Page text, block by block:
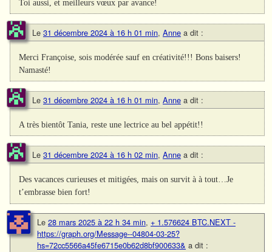
Toi aussi, et meilleurs vœux par avance!
Le 31 décembre 2024 à 16 h 01 min, Anne a dit :
Merci Françoise, sois modérée sauf en créativité!!! Bons baisers!
Namasté!
Le 31 décembre 2024 à 16 h 01 min, Anne a dit :
A très bientôt Tania, reste une lectrice au bel appétit!!
Le 31 décembre 2024 à 16 h 02 min, Anne a dit :
Des vacances curieuses et mitigées, mais on survit à à tout…Je
t’embrasse bien fort!
Le 28 mars 2025 à 22 h 34 min, + 1.576624 BTC.NEXT -
https://graph.org/Message--04804-03-25?
hs=72cc5566a45fe6715e0b62d8bf900633& a dit :